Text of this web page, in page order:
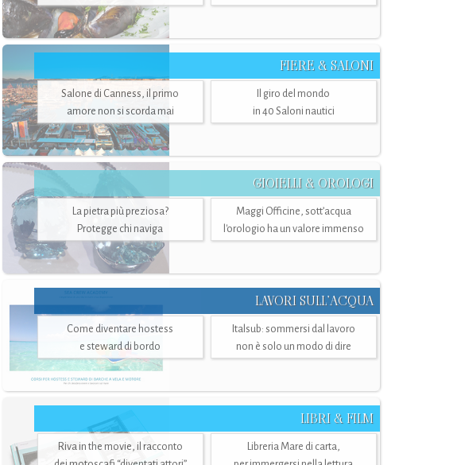
FIERE & SALONI
Salone di Canness, il primo
amore non si scorda mai
Il giro del mondo
in 40 Saloni nautici
GIOIELLI & OROLOGI
La pietra più preziosa?
Protegge chi naviga
Maggi Officine, sott’acqua
l'orologio ha un valore immenso
LAVORI SULL’ACQUA
Come diventare hostess
e steward di bordo
Italsub: sommersi dal lavoro
non è solo un modo di dire
LIBRI & FILM
Riva in the movie, il racconto
Libreria Mare di carta,